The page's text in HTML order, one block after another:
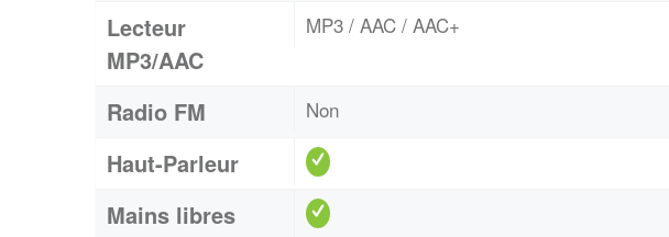
Lecteur
MP3/AAC
MP3 / AAC / AAC+
Radio FM Non
Haut-Parleur
Mains libres